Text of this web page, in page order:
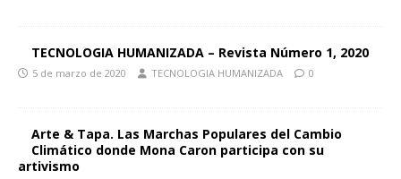
TECNOLOGIA HUMANIZADA – Revista Número 1, 2020
5 de marzo de 2020 TECNOLOGIA HUMANIZADA 0
Arte & Tapa. Las Marchas Populares del Cambio
Climático donde Mona Caron participa con su
artivismo